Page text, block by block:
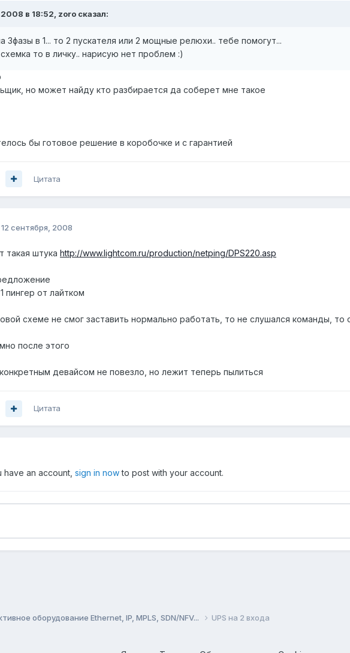
в 18:52, zoro сказал:
3фазы в 1... то 2 пускателя или 2 мощные релюхи.. тебе помогут...
то в личку.. нарисую нет проблем :)
но может найду кто разбирается да соберет мне такое
бы готовое решение в коробочке и с гарантией
Цитата
12 сентября, 2008
такая штука http://www.lightcom.ru/production/netping/DPS220.asp
пингер от лайтком
схеме не смог заставить нормально работать, то не слушался команды, то
после этого
девайсом не повезло, но лежит теперь пылиться
Цитата
an account, sign in nowto post with your account.
оборудование Ethernet, IP, MPLS, SDN/NFV... UPS на 2 входа